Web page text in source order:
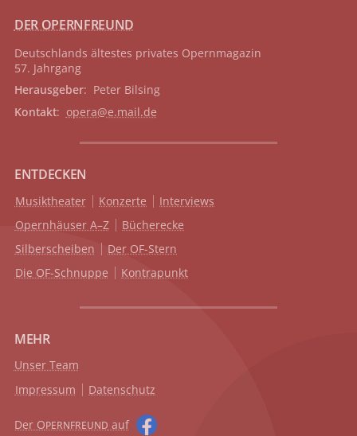
DER OPERNFREUND
Deutschlands ältestes privates Opernmagazin
57. Jahrgang
Herausgeber: Peter Bilsing
Kontakt: opera@e.mail.de
ENTDECKEN
Musiktheater Konzerte
Interviews
Opernhäuser A–Z
Bücherecke
Silberscheiben
Der OF-Stern
Die OF-Schnuppe
Kontrapunkt
MEHR
Unser Team
Impressum
Datenschutz
Der OPERNFREUND auf